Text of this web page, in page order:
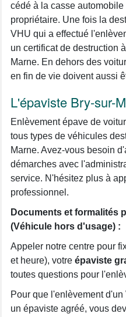
cédé à la casse
propriétaire. Une fois la
VHU qui a effectué
un certificat de destruction
Marne. En dehors des
en fin de vie doivent aussi
L'épaviste Bry-sur-
Enlèvement épave de
tous types de véhicules
Marne. Avez-vous besoin
démarches avec
service. N'hésitez plus à
professionnel.
Documents et formalités
(Véhicule hors d'usage) :
Appeler notre centre pour
et heure), votre épaviste
toutes questions pour
Pour que l'enlèvement
un épaviste agréé, vous